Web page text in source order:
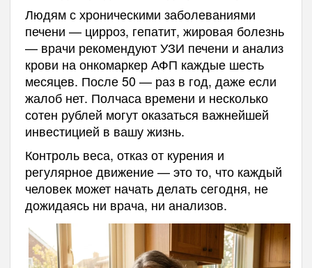
Людям с хроническими заболеваниями
печени — цирроз, гепатит, жировая болезнь
— врачи рекомендуют УЗИ печени и анализ
крови на онкомаркер АФП каждые шесть
месяцев. После 50 — раз в год, даже если
жалоб нет. Полчаса времени и несколько
сотен рублей могут оказаться важнейшей
инвестицией в вашу жизнь.
Контроль веса, отказ от курения и
регулярное движение — это то, что каждый
человек может начать делать сегодня, не
дожидаясь ни врача, ни анализов.